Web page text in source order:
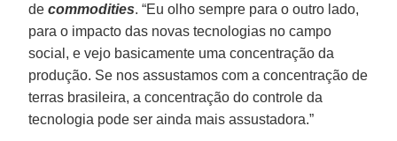
decommodities. “Eu olho sempre para o outro lado,
para o impacto das novas tecnologias no campo
social, e vejo basicamente uma concentração da
produção. Se nos assustamos com a concentração de
terras brasileira, a concentração do controle da
tecnologia pode ser ainda mais assustadora.”